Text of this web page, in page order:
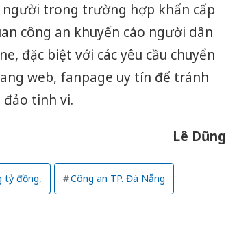
người trong trường hợp khẩn cấp
công an khuyến cáo người dân
đặc biệt với các yêu cầu chuyển
web, fanpage uy tín để tránh
tinh vi.
Lê Dũng
tỷ đồng, Công an TP. Đà Nẵng
Công an
tìm bị hại
án sản xuất,
bán yến sào
Moyuum giả